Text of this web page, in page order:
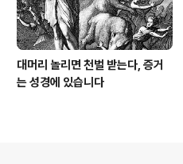
대머리 놀리면 천벌 받는다, 증거
는 성경에 있습니다